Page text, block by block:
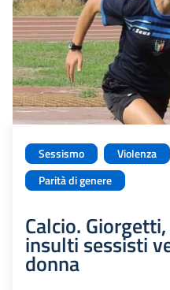
Sessismo
Violenza
Parità di genere
Calcio.
insulti sessisti
donna